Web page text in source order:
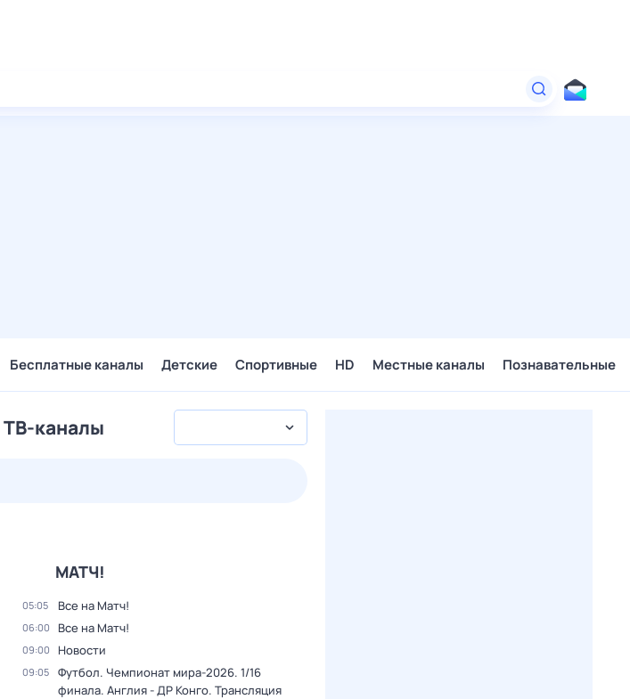
Бесплатные каналы Детские Спортивные HD Местные каналы Познавательные
ТВ-каналы
МАТЧ!
05:05 Все на Матч!
06:00 Все на Матч!
09:00 Новости
09:05
Футбол. Чемпионат мира-2026. 1/16
финала. Англия - ДР Конго. Трансляция